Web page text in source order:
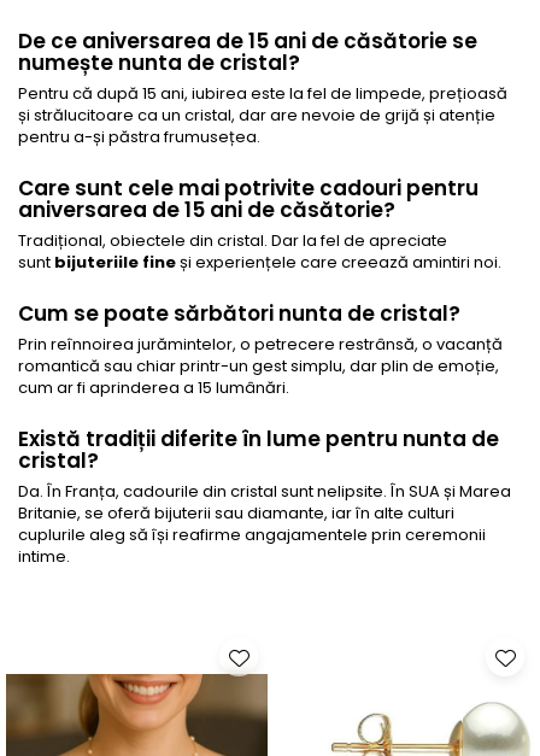
De ce aniversarea de 15 ani de căsătorie se
numește nunta de cristal?
Pentru că după 15 ani, iubirea este la fel de limpede, prețioasă
și strălucitoare ca un cristal, dar are nevoie de grijă și atenție
pentru a-și păstra frumusețea.
Care sunt cele mai potrivite cadouri pentru
aniversarea de 15 ani de căsătorie?
Tradițional, obiectele din cristal. Dar la fel de apreciate
sunt bijuteriile fineși experiențele care creează amintiri noi.
Cum se poate sărbători nunta de cristal?
Prin reînnoirea jurămintelor, o petrecere restrânsă, o vacanță
romantică sau chiar printr-un gest simplu, dar plin de emoție,
cum ar fi aprinderea a 15 lumânări.
Există tradiții diferite în lume pentru nunta de
cristal?
Da. În Franța, cadourile din cristal sunt nelipsite. În SUA și Marea
Britanie, se oferă bijuterii sau diamante, iar în alte culturi
cuplurile aleg să își reafirme angajamentele prin ceremonii
intime.